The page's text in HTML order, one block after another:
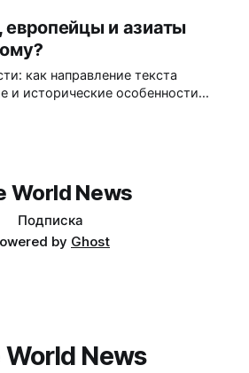
и азиаты
как направление текста
и исторические особенности
World News
Подписка
by Ghost
World News